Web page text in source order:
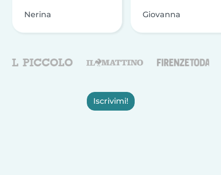
Nerina Giovanna
Iscrivimi!